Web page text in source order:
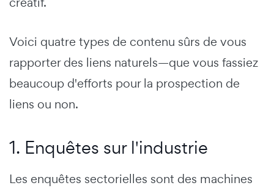
Voici quatre types de contenu sûrs de vous
rapporter des liens naturels—que vous fassiez
beaucoup d'efforts pour la prospection de
liens ou non.
1. Enquêtes sur l'industrie
Les enquêtes sectorielles sont des machines